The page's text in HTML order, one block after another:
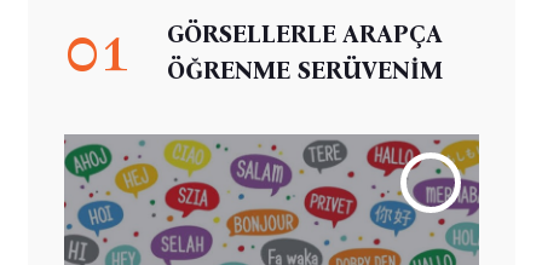
01
GÖRSELLERLE ARAPÇA
ÖĞRENME SERÜVENİM